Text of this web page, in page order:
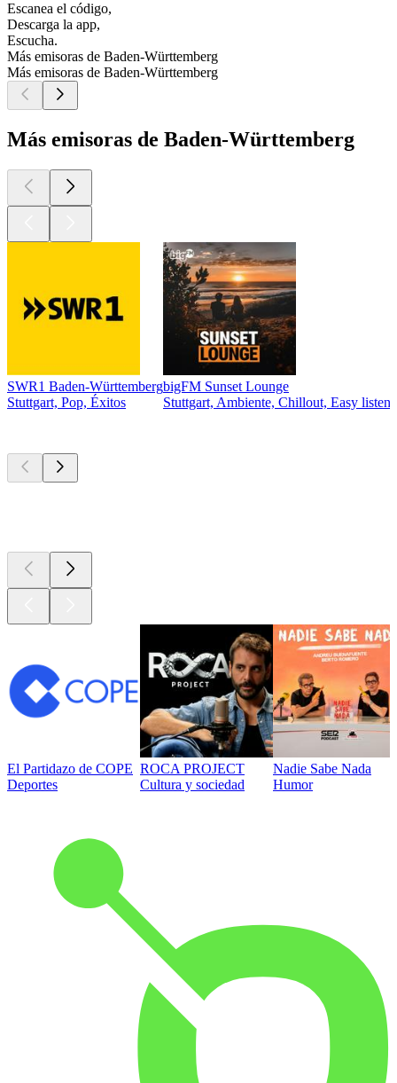
Escanea el código,
Descarga la app,
Escucha.
Más emisoras de Baden-Württemberg
Más emisoras de Baden-Württemberg
Más emisoras de Baden-Württemberg
SWR1 Baden-Württemberg
Stuttgart, Pop, Éxitos
bigFM Sunset Lounge
Stuttgart, Ambiente, Chillout, Easy
El Partidazo de COPE
Deportes
ROCA PROJECT
Cultura y sociedad
Nadie Sabe Nada
Humor